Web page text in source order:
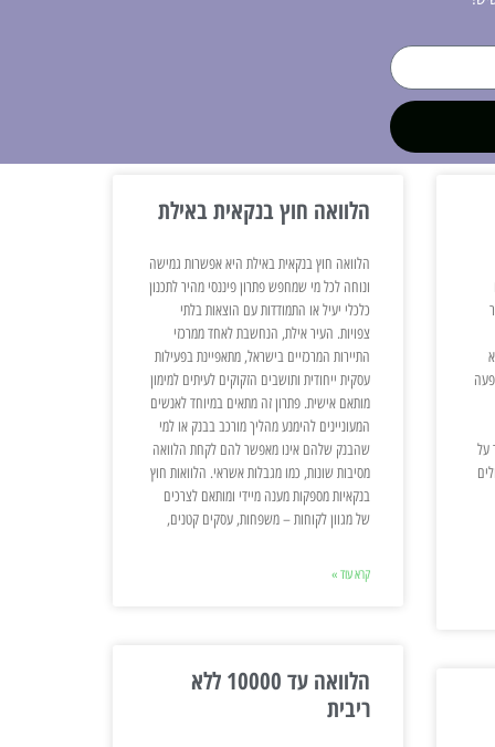
על
הלוואה חוץ בנקאית באילת
הלוואה חוץ בנקאית באילת היא אפשרות גמישה
ונוחה לכל מי שמחפש פתרון פיננסי מהיר לתכנון
כלכלי יעיל או התמודדות עם הוצאות בלתי
צפויות. העיר אילת, הנחשבת לאחד ממרכזי
התיירות המרכזיים בישראל, מתאפיינת בפעילות
עסקית ייחודית ותושבים הזקוקים לעיתים למימון
מותאם אישית. פתרון זה מתאים במיוחד לאנשים
המעוניינים להימנע מהליך מורכב בבנק או למי
שהבנק שלהם אינו מאפשר להם לקחת הלוואה
מסיבות שונות, כמו מגבלות אשראי. הלוואות חוץ
בנקאיות מספקות מענה מיידי ומותאם לצרכים
של מגוון לקוחות – משפחות, עסקים קטנים,
קרא עוד »
הלוואה עד 10000 ללא
ריבית